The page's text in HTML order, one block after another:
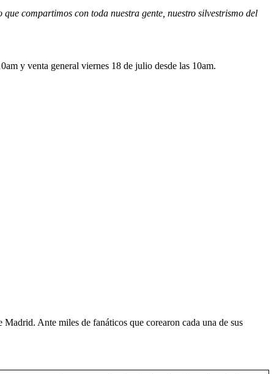
compartimos con toda nuestra gente, nuestro silvestrismo del
y venta general viernes 18 de julio desde las 10am.
Ante miles de fanáticos que corearon cada una de sus